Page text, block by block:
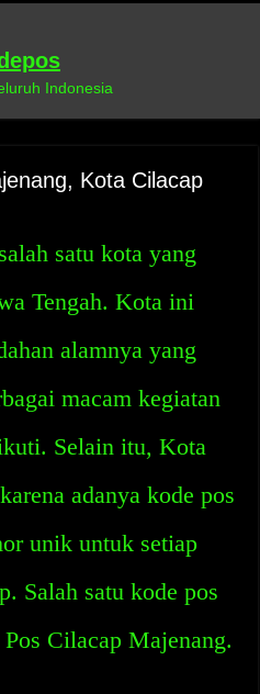
Indonesia
Kota Cilacap
satu kota yang
Tengah. Kota ini
alamnya yang
macam kegiatan
Selain itu, Kota
adanya kode pos
unik untuk setiap
Salah satu kode pos
Cilacap Majenang.